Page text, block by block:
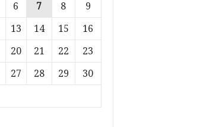
6 7 8
9
13 14 15
16
20 21 22
23
27 28 29
30